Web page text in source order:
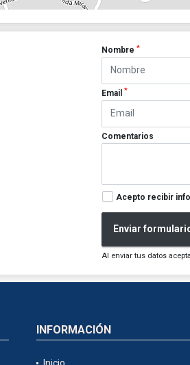
Nombre*
Email*
Comentarios
Acepto recibir
Enviar
Al enviar tus datos
INFORMACIÓN